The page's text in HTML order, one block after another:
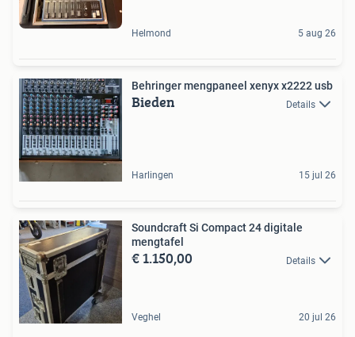
Helmond 5 aug 26
Behringer mengpaneel xenyx x2222 usb
Bieden Details
Harlingen 15 jul 26
Soundcraft Si Compact 24 digitale
mengtafel
€ 1.150,00 Details
Veghel 20 jul 26